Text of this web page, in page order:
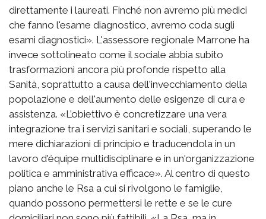
direttamente i laureati. Finché non avremo più medici
che fanno l'esame diagnostico, avremo coda sugli
esami diagnostici». L'assessore regionale Marrone ha
invece sottolineato come il sociale abbia subito
trasformazioni ancora più profonde rispetto alla
Sanità, soprattutto a causa dell'invecchiamento della
popolazione e dell'aumento delle esigenze di cura e
assistenza. «L’obiettivo è concretizzare una vera
integrazione tra i servizi sanitari e sociali, superando le
mere dichiarazioni di principio e traducendola in un
lavoro d'équipe multidisciplinare e in un'organizzazione
politica e amministrativa efficace». Al centro di questo
piano anche le Rsa a cui si rivolgono le famiglie,
quando possono permettersi le rette e se le cure